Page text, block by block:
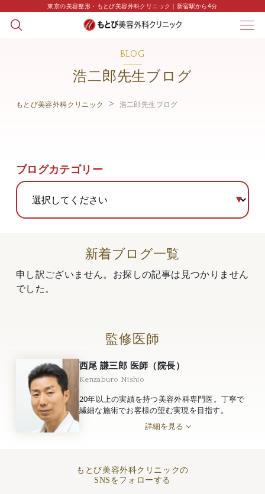
東京の美容整形・もとび美容外科クリニック｜新宿駅から4分
BLOG
浩二郎先生ブログ
もとび美容外科クリニック 浩二郎先生ブログ
ブログカテゴリー
新着ブログ一覧
申し訳ございません。お探しの記事は見つかりません
でした。
監修医師
西尾 謙三郎 医師（院長）
Kenzaburo Nishio
20年以上の実績を持つ美容外科専門医。丁寧で
繊細な施術でお客様の望む実現を目指す。
詳細を見る
もとび美容外科クリニックの
SNSをフォローする